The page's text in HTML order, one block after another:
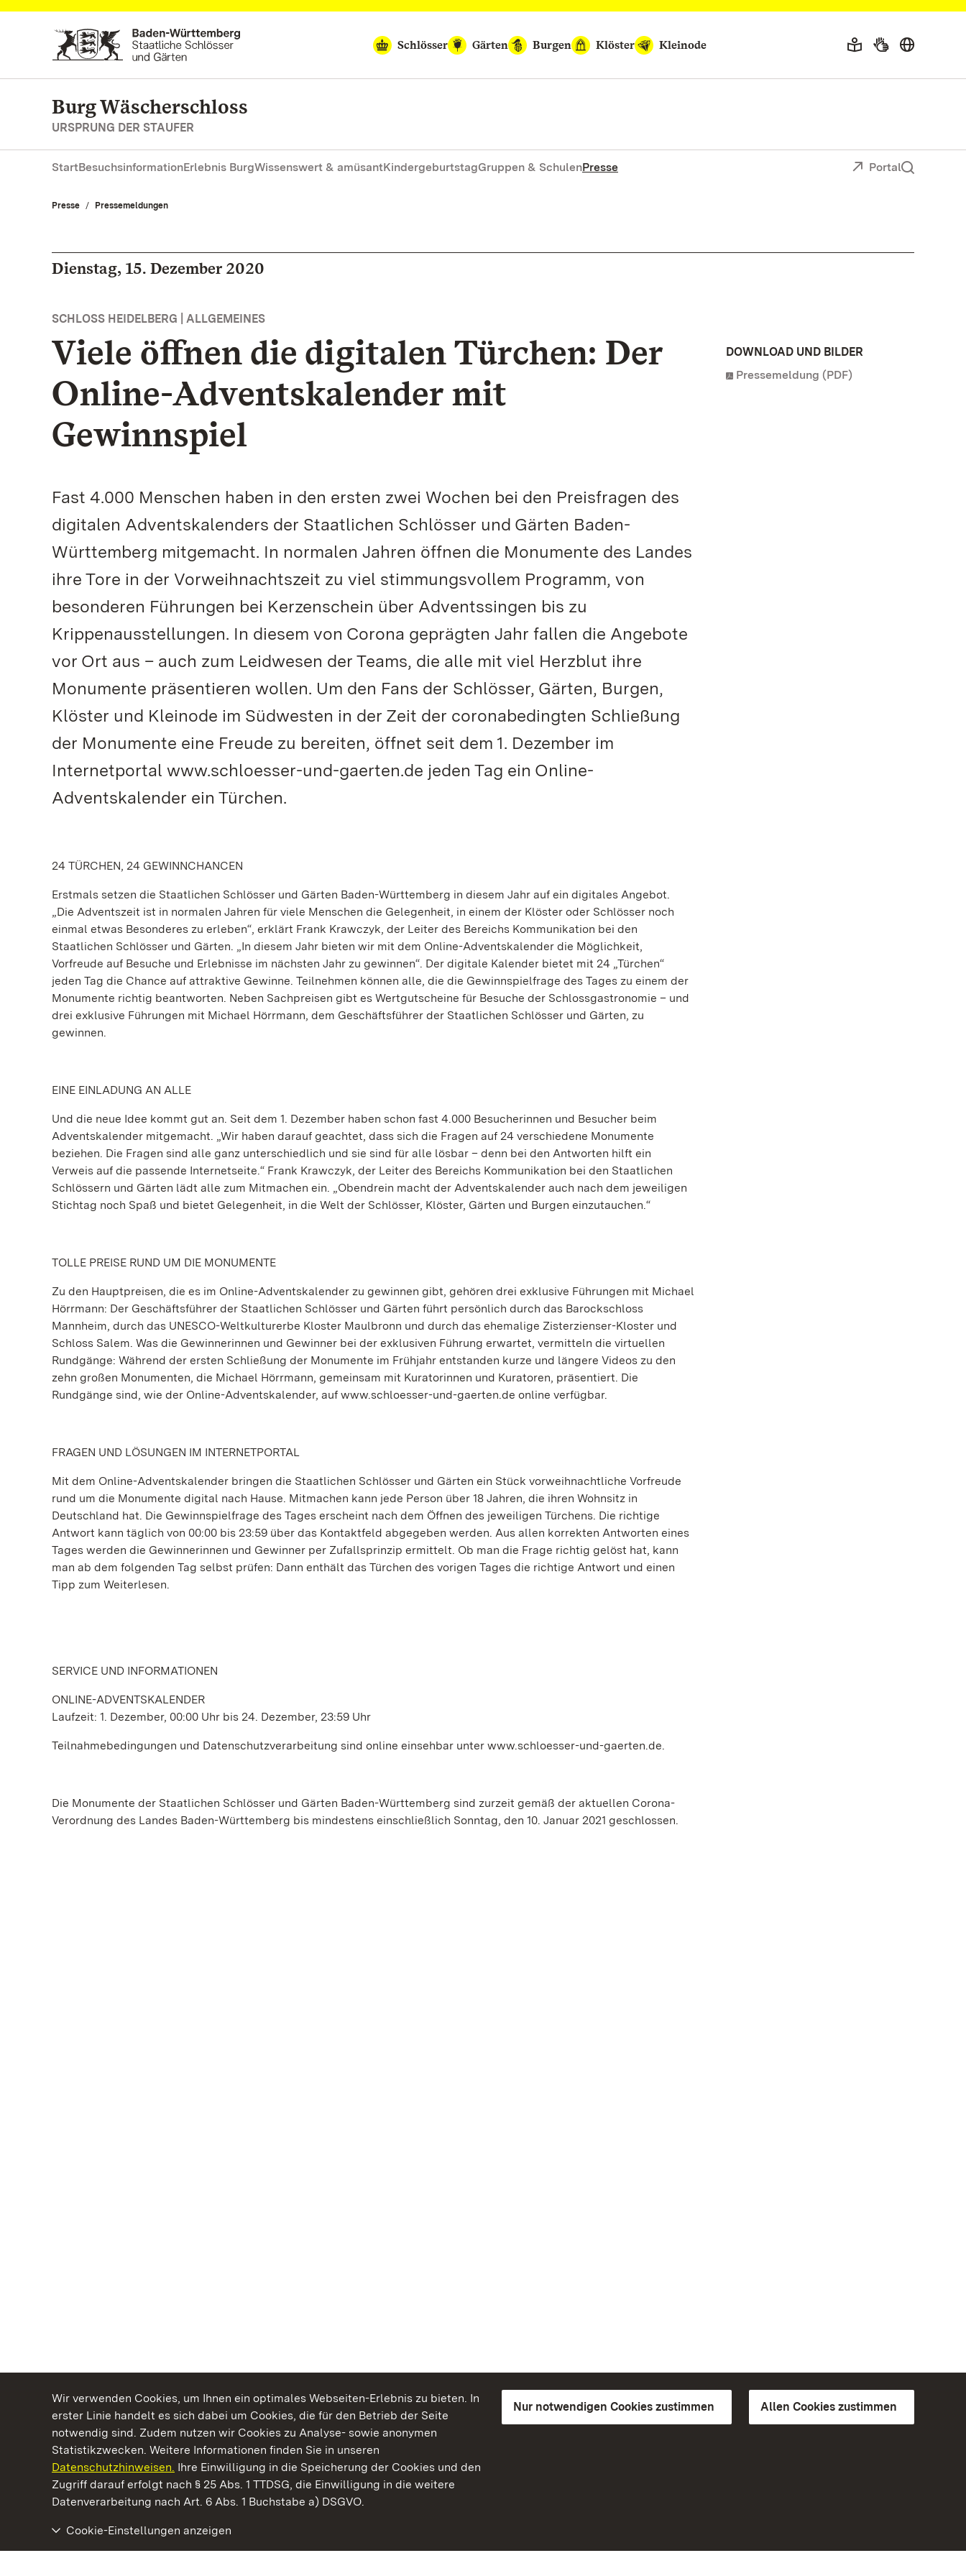
Wir verwenden Cookies, um Ihnen ein optimales Webseiten-Erlebnis zu bieten. In
erster Linie handelt es sich dabei um Cookies, die für den Betrieb der Seite
notwendig sind. Zudem nutzen wir Cookies zu Analyse- sowie anonymen
Statistikzwecken. Weitere Informationen finden Sie in unseren
Datenschutzhinweisen. Ihre Einwilligung in die Speicherung der Cookies und den
Zugriff darauf erfolgt nach § 25 Abs. 1 TTDSG, die Einwilligung in die weitere
Datenverarbeitung nach Art. 6 Abs. 1 Buchstabe a) DSGVO.
Nur notwendigen Cookies zustimmen Allen Cookies zustimmen
Cookie-Einstellungen anzeigen
Zum Hauptinhalt springen
Schlösser
Gärten Burgen Klöster Kleinode
Burg Wäscherschloss
URSPRUNG DER STAUFER
StartBesuchsinformationErlebnis BurgWissenswert & amüsantKindergeburtstagGruppen & SchulenPresse Portal
Presse Pressemeldungen
Dienstag, 15. Dezember 2020
SCHLOSS HEIDELBERG | ALLGEMEINES
Viele öffnen die digitalen Türchen: Der
Online-Adventskalender mit
Gewinnspiel
Fast 4.000 Menschen haben in den ersten zwei Wochen bei den Preisfragen des
digitalen Adventskalenders der Staatlichen Schlösser und Gärten Baden-
Württemberg mitgemacht. In normalen Jahren öffnen die Monumente des Landes
ihre Tore in der Vorweihnachtszeit zu viel stimmungsvollem Programm, von
besonderen Führungen bei Kerzenschein über Adventssingen bis zu
Krippenausstellungen. In diesem von Corona geprägten Jahr fallen die Angebote
vor Ort aus – auch zum Leidwesen der Teams, die alle mit viel Herzblut ihre
Monumente präsentieren wollen. Um den Fans der Schlösser, Gärten, Burgen,
Klöster und Kleinode im Südwesten in der Zeit der coronabedingten Schließung
der Monumente eine Freude zu bereiten, öffnet seit dem 1. Dezember im
Internetportal www.schloesser-und-gaerten.de jeden Tag ein Online-
Adventskalender ein Türchen.
24 TÜRCHEN, 24 GEWINNCHANCEN
Erstmals setzen die Staatlichen Schlösser und Gärten Baden-Württemberg in diesem Jahr auf ein digitales Angebot.
„Die Adventszeit ist in normalen Jahren für viele Menschen die Gelegenheit, in einem der Klöster oder Schlösser noch
einmal etwas Besonderes zu erleben“, erklärt Frank Krawczyk, der Leiter des Bereichs Kommunikation bei den
Staatlichen Schlösser und Gärten. „In diesem Jahr bieten wir mit dem Online-Adventskalender die Möglichkeit,
Vorfreude auf Besuche und Erlebnisse im nächsten Jahr zu gewinnen“. Der digitale Kalender bietet mit 24 „Türchen“
jeden Tag die Chance auf attraktive Gewinne. Teilnehmen können alle, die die Gewinnspielfrage des Tages zu einem der
Monumente richtig beantworten. Neben Sachpreisen gibt es Wertgutscheine für Besuche der Schlossgastronomie – und
drei exklusive Führungen mit Michael Hörrmann, dem Geschäftsführer der Staatlichen Schlösser und Gärten, zu
gewinnen.
EINE EINLADUNG AN ALLE
Und die neue Idee kommt gut an. Seit dem 1. Dezember haben schon fast 4.000 Besucherinnen und Besucher beim
Adventskalender mitgemacht. „Wir haben darauf geachtet, dass sich die Fragen auf 24 verschiedene Monumente
beziehen. Die Fragen sind alle ganz unterschiedlich und sie sind für alle lösbar – denn bei den Antworten hilft ein
Verweis auf die passende Internetseite.“ Frank Krawczyk, der Leiter des Bereichs Kommunikation bei den Staatlichen
Schlössern und Gärten lädt alle zum Mitmachen ein. „Obendrein macht der Adventskalender auch nach dem jeweiligen
Stichtag noch Spaß und bietet Gelegenheit, in die Welt der Schlösser, Klöster, Gärten und Burgen einzutauchen.“
TOLLE PREISE RUND UM DIE MONUMENTE
Zu den Hauptpreisen, die es im Online-Adventskalender zu gewinnen gibt, gehören drei exklusive Führungen mit Michael
Hörrmann: Der Geschäftsführer der Staatlichen Schlösser und Gärten führt persönlich durch das Barockschloss
Mannheim, durch das UNESCO-Weltkulturerbe Kloster Maulbronn und durch das ehemalige Zisterzienser-Kloster und
Schloss Salem. Was die Gewinnerinnen und Gewinner bei der exklusiven Führung erwartet, vermitteln die virtuellen
Rundgänge: Während der ersten Schließung der Monumente im Frühjahr entstanden kurze und längere Videos zu den
zehn großen Monumenten, die Michael Hörrmann, gemeinsam mit Kuratorinnen und Kuratoren, präsentiert. Die
Rundgänge sind, wie der Online-Adventskalender, auf www.schloesser-und-gaerten.de online verfügbar.
FRAGEN UND LÖSUNGEN IM INTERNETPORTAL
Mit dem Online-Adventskalender bringen die Staatlichen Schlösser und Gärten ein Stück vorweihnachtliche Vorfreude
rund um die Monumente digital nach Hause. Mitmachen kann jede Person über 18 Jahren, die ihren Wohnsitz in
Deutschland hat. Die Gewinnspielfrage des Tages erscheint nach dem Öffnen des jeweiligen Türchens. Die richtige
Antwort kann täglich von 00:00 bis 23:59 über das Kontaktfeld abgegeben werden. Aus allen korrekten Antworten eines
Tages werden die Gewinnerinnen und Gewinner per Zufallsprinzip ermittelt. Ob man die Frage richtig gelöst hat, kann
man ab dem folgenden Tag selbst prüfen: Dann enthält das Türchen des vorigen Tages die richtige Antwort und einen
Tipp zum Weiterlesen.
SERVICE UND INFORMATIONEN
ONLINE-ADVENTSKALENDER
Laufzeit: 1. Dezember, 00:00 Uhr bis 24. Dezember, 23:59 Uhr
Teilnahmebedingungen und Datenschutzverarbeitung sind online einsehbar unter www.schloesser-und-gaerten.de.
Die Monumente der Staatlichen Schlösser und Gärten Baden-Württemberg sind zurzeit gemäß der aktuellen Corona-
Verordnung des Landes Baden-Württemberg bis mindestens einschließlich Sonntag, den 10. Januar 2021 geschlossen.
DOWNLOAD UND BILDER
Pressemeldung (PDF)
Kommen. Staunen. Genießen.